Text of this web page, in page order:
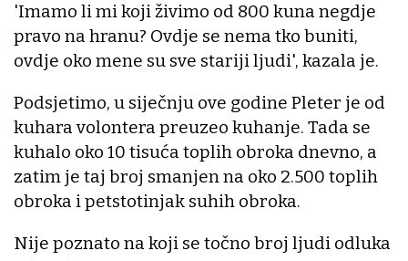
'Imamo li mi koji živimo od 800 kuna negdje
pravo na hranu? Ovdje se nema tko buniti,
ovdje oko mene su sve stariji ljudi', kazala je.
Podsjetimo, u siječnju ove godine Pleter je od
kuhara volontera preuzeo kuhanje. Tada se
kuhalo oko 10 tisuća toplih obroka dnevno, a
zatim je taj broj smanjen na oko 2.500 toplih
obroka i petstotinjak suhih obroka.
Nije poznato na koji se točno broj ljudi odluka